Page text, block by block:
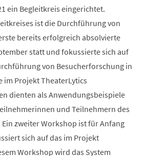
ein Begleitkreis eingerichtet.
ist die Durchführung von
bereits erfolgreich absolvierte
statt und fokussierte sich auf
von Besucherforschung in
im Projekt TheaterLytics
dienten als Anwendungsbeispiele
und Teilnehmern des
zweiter Workshop ist für Anfang
sich auf das im Projekt
Workshop wird das System